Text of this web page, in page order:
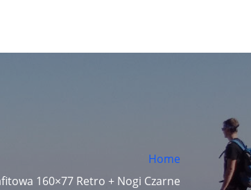
Home
160×77 Retro + Nogi Czarne